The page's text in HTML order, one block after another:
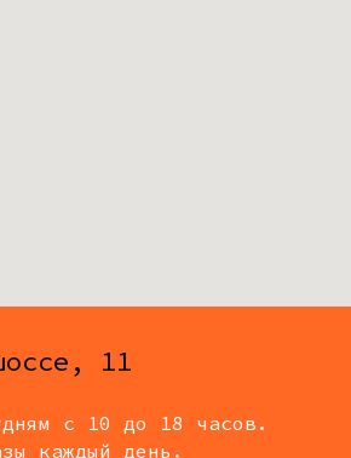
11
с 10 до 18 часов.
каждый день.